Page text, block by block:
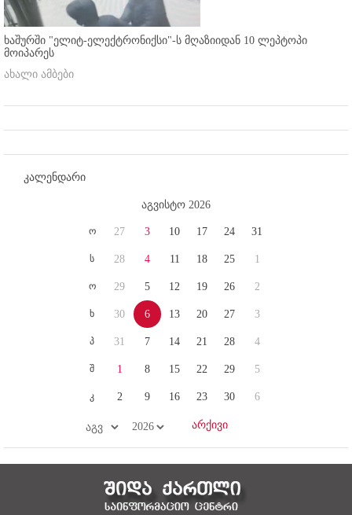
ხაშურში "ელიტ-ელექტრონიქსი"-ს მღაზიიდან 10 ლეპტოპი
მოიპარეს
ახალი ამბები
კალენდარი
აგვისტო 2026
ო
ს
ო
ხ
პ
შ
კ
27
28
29
30
31
1
2
3
4
5
6
7
8
9
10
11
12
13
14
15
16
17
18
19
20
21
22
23
24
25
26
27
28
29
30
31
1
2
3
4
5
6